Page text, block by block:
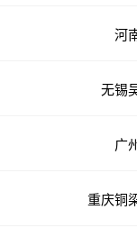
河
无锡
广
重庆铜